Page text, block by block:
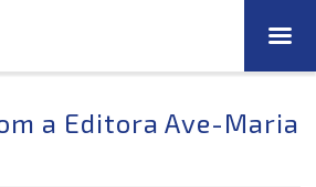
a Editora Ave-Maria